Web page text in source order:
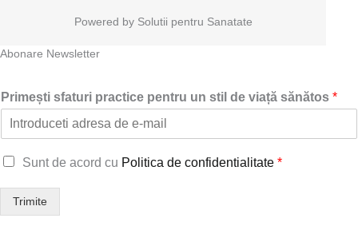
Powered by Solutii pentru Sanatate
Abonare Newsletter
Primești sfaturi practice pentru un stil de viață sănătos *
g
Sunt de acord cu Politica de confidentialitate *
Trimite